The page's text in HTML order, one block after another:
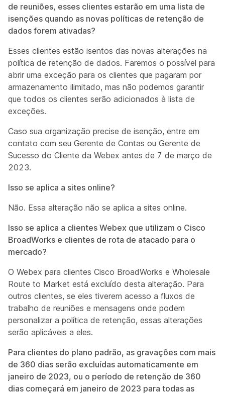
de reuniões, esses clientes estarão em uma lista de
isenções quando as novas políticas de retenção de
dados forem ativadas?
Esses clientes estão isentos das novas alterações na
política de retenção de dados. Faremos o possível para
abrir uma exceção para os clientes que pagaram por
armazenamento ilimitado, mas não podemos garantir
que todos os clientes serão adicionados à lista de
exceções.
Caso sua organização precise de isenção, entre em
contato com seu Gerente de Contas ou Gerente de
Sucesso do Cliente da Webex antes de 7 de março de
2023.
Isso se aplica a sites online?
Não. Essa alteração não se aplica a sites online.
Isso se aplica a clientes Webex que utilizam o Cisco
BroadWorks e clientes de rota de atacado para o
mercado?
O Webex para clientes Cisco BroadWorks e Wholesale
Route to Market está excluído desta alteração. Para
outros clientes, se eles tiverem acesso a fluxos de
trabalho de reuniões e mensagens onde podem
personalizar a política de retenção, essas alterações
serão aplicáveis a eles.
Para clientes do plano padrão, as gravações com mais
de 360 dias serão excluídas automaticamente em
janeiro de 2023, ou o período de retenção de 360
dias começará em janeiro de 2023 para todas as